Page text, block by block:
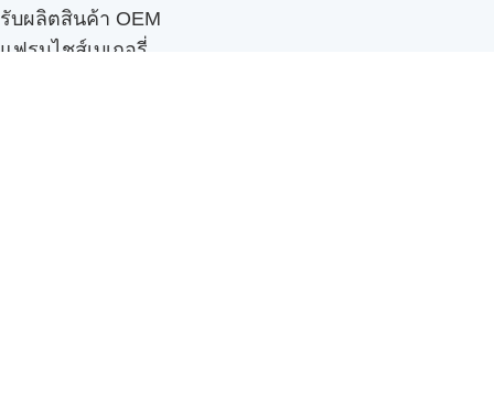
รับผลิตสินค้า OEM
แฟรนไชส์เบเกอรี่